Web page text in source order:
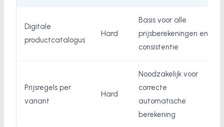
Digitale
productcatalogus
Hard
Basis voor alle
prijsberekeningen en
consistentie
Prijsregels per
variant
Hard
Noodzakelijk voor
correcte
automatische
berekening